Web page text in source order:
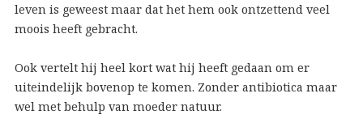
leven is geweest maar dat het hem ook ontzettend veel
moois heeft gebracht.
Ook vertelt hij heel kort wat hij heeft gedaan om er
uiteindelijk bovenop te komen. Zonder antibiotica maar
wel met behulp van moeder natuur.